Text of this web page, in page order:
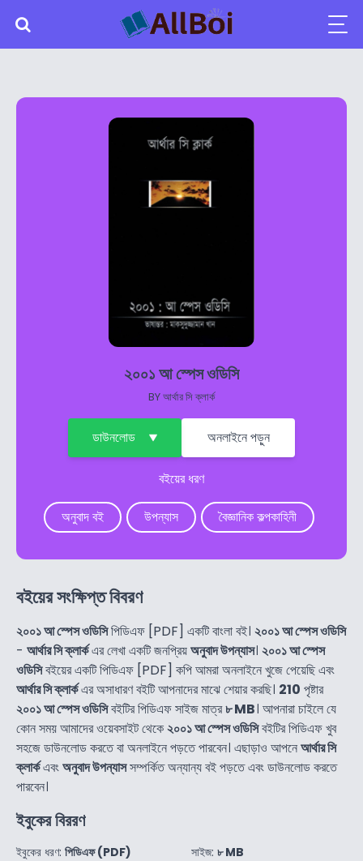
২০০১ আ স্পেস ওডিসি
BYআর্থার সি ক্লার্ক
ডাউনলোড অনলাইনে পড়ুন
বইয়ের ধরণ
অনুবাদ বই উপন্যাস বৈজ্ঞানিক কল্পকাহিনী
বইয়ের সংক্ষিপ্ত বিবরণ
২০০১ আ স্পেস ওডিসিপিডিএফ [PDF] একটি বাংলা বই। ২০০১ আ স্পেস ওডিসি
- আর্থার সি ক্লার্কএর লেখা একটি জনপ্রিয়অনুবাদ উপন্যাস। ২০০১ আ স্পেস
ওডিসিবইয়ের একটি পিডিএফ [PDF] কপি আমরা অনলাইনে খুজে পেয়েছি এবং
আর্থার সি ক্লার্কএর অসাধারণ বইটি আপনাদের মাঝে শেয়ার করছি। 210 পৃষ্টার
২০০১ আ স্পেস ওডিসিবইটির পিডিএফ সাইজ মাত্র৮ MB। আপনারা চাইলে যে
কোন সময় আমাদের ওয়েবসাইট থেকে২০০১ আ স্পেস ওডিসিবইটির পিডিএফ খুব
সহজে ডাউনলোড করতে বা অনলাইনে পড়তে পারবেন। এছাড়াও আপনেআর্থার সি
ক্লার্কএবংঅনুবাদ উপন্যাসসম্পর্কিত অন্যান্য বই পড়তে এবং ডাউনলোড করতে
পারবেন।
ইবুকের বিররণ
ইবুকের ধরণ: পিডিএফ (PDF)
সাইজ: ৮ MB